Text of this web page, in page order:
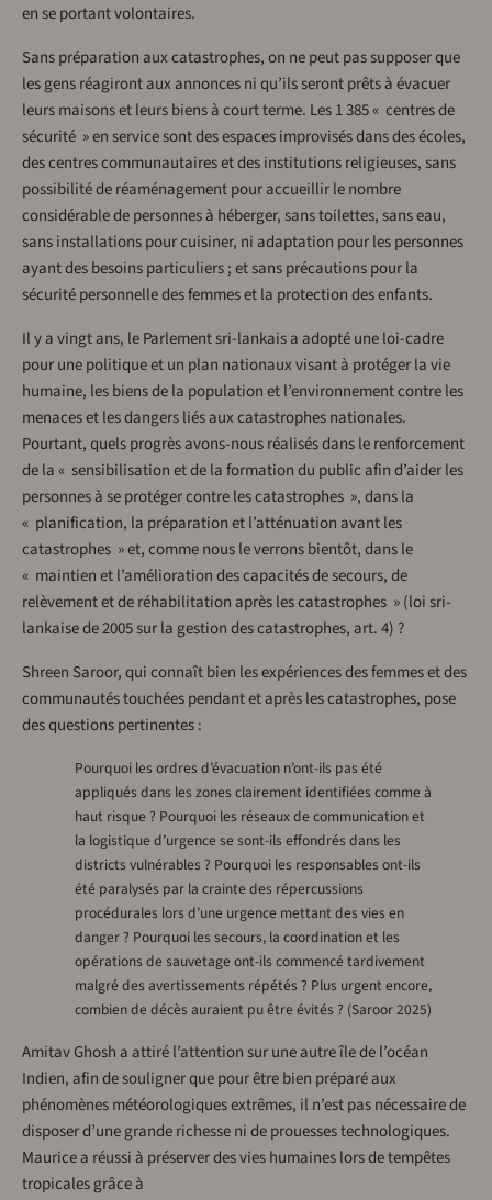
en se portant volontaires.
Sans préparation aux catastrophes, on ne peut pas supposer que
les gens réagiront aux annonces ni qu’ils seront prêts à évacuer
leurs maisons et leurs biens à court terme. Les 1 385 « centres de
sécurité » en service sont des espaces improvisés dans des écoles,
des centres communautaires et des institutions religieuses, sans
possibilité de réaménagement pour accueillir le nombre
considérable de personnes à héberger, sans toilettes, sans eau,
sans installations pour cuisiner, ni adaptation pour les personnes
ayant des besoins particuliers ; et sans précautions pour la
sécurité personnelle des femmes et la protection des enfants.
Il y a vingt ans, le Parlement sri-lankais a adopté une loi-cadre
pour une politique et un plan nationaux visant à protéger la vie
humaine, les biens de la population et l’environnement contre les
menaces et les dangers liés aux catastrophes nationales.
Pourtant, quels progrès avons-nous réalisés dans le renforcement
de la « sensibilisation et de la formation du public afin d’aider les
personnes à se protéger contre les catastrophes », dans la
« planification, la préparation et l’atténuation avant les
catastrophes » et, comme nous le verrons bientôt, dans le
« maintien et l’amélioration des capacités de secours, de
relèvement et de réhabilitation après les catastrophes » (loi sri-
lankaise de 2005 sur la gestion des catastrophes, art. 4) ?
Shreen Saroor, qui connaît bien les expériences des femmes et des
communautés touchées pendant et après les catastrophes, pose
des questions pertinentes :
Pourquoi les ordres d’évacuation n’ont-ils pas été
appliqués dans les zones clairement identifiées comme à
haut risque ? Pourquoi les réseaux de communication et
la logistique d’urgence se sont-ils effondrés dans les
districts vulnérables ? Pourquoi les responsables ont-ils
été paralysés par la crainte des répercussions
procédurales lors d’une urgence mettant des vies en
danger ? Pourquoi les secours, la coordination et les
opérations de sauvetage ont-ils commencé tardivement
malgré des avertissements répétés ? Plus urgent encore,
combien de décès auraient pu être évités ? (Saroor 2025)
Amitav Ghosh a attiré l’attention sur une autre île de l’océan
Indien, afin de souligner que pour être bien préparé aux
phénomènes météorologiques extrêmes, il n’est pas nécessaire de
disposer d’une grande richesse ni de prouesses technologiques.
Maurice a réussi à préserver des vies humaines lors de tempêtes
tropicales grâce à